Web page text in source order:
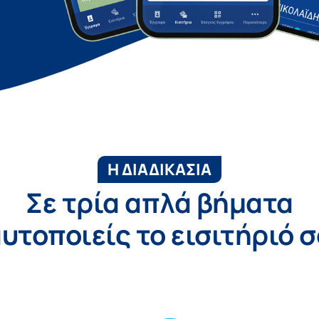
Η ΔΙΑΔΙΚΑΣΙΑ
Σε τρία απλά βήματα
το εισιτήριό